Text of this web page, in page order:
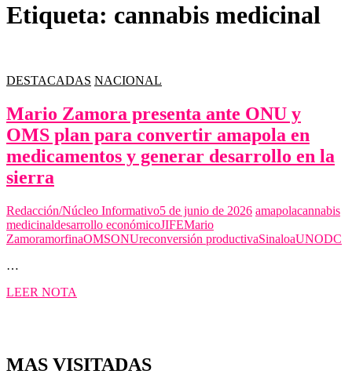
Etiqueta: cannabis medicinal
DESTACADAS NACIONAL
Mario Zamora presenta ante ONU y
OMS plan para convertir amapola en
medicamentos y generar desarrollo en la
sierra
Redacción/Núcleo Informativo5 de junio de 2026 amapolacannabis
medicinaldesarrollo económicoJIFEMario
ZamoramorfinaOMSONUreconversión productivaSinaloaUNODC
…
LEER NOTA
y
MAS VISITADAS